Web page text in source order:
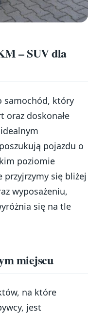
– SUV dla
samochód, który
oraz doskonałe
pojazdu o
poziomie
przyjrzymy się bliżej
wyposażeniu,
się na tle
miejscu
na które
jest